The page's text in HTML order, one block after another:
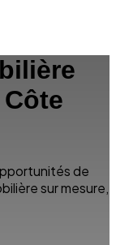
de
sur mesure,